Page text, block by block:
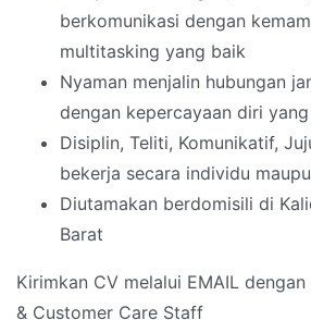
berkomunikasi dengan
multitasking yang baik
Nyaman menjalin hubungan
dengan kepercayaan diri
Disiplin, Teliti, Komunikatif,
bekerja secara individu
Diutamakan berdomisili di
Barat
Kirimkan CV melalui EMAIL
& Customer Care Staff